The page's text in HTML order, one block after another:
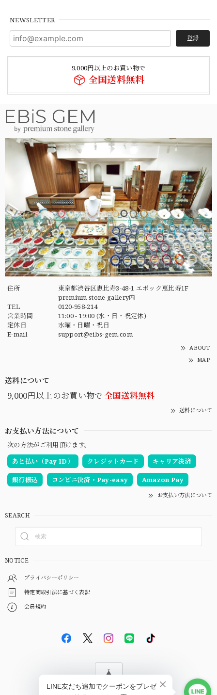
NEWSLETTER
登録
9,000円以上のお買い物で
全国送料無料
住所
東京都渋谷区恵比寿3-48-1 エポック恵比寿1F
premium stone gallery内
TEL
0120-958-214
営業時間
11:00 - 19:00 (水・日・祝定休)
定休日
水曜・日曜・祝日
E-mail
support@eibs-gem.com
ABOUT
MAP
送料について
9,000円以上のお買い物で 全国送料無料
送料について
お支払い方法について
次の方法がご利用頂けます。
あと払い（Pay ID）
クレジットカード キャリア決済
銀行振込 コンビニ決済・Pay-easy Amazon Pay
お支払い方法について
SEARCH
NOTICE
プライバシーポリシー
特定商取引法に基づく表記
会員規約